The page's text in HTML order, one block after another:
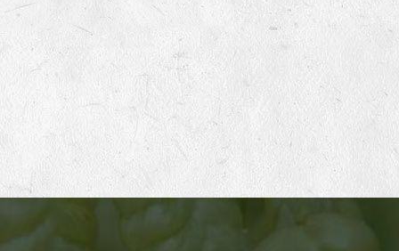
Mise en place des productions de semences
Germinance travaille avec un réseau d’une cinquantaine
de productrices et producteurs français en agriculture
biologique, sur des petites fermes à taille humaine. Chaque
hiver nous établissons en concertation avec eux le
planning de nos productions pour les 2 années à venir.
Nous adaptons notre demande selon leurs souhaits et
leurs possibilités. Nous privilégions une relation d’égale à
égale, basée sur le respect, les échanges et l’entraide.